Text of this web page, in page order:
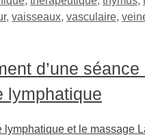
, vaisseaux, vasculaire,
d’une séance
lymphatique